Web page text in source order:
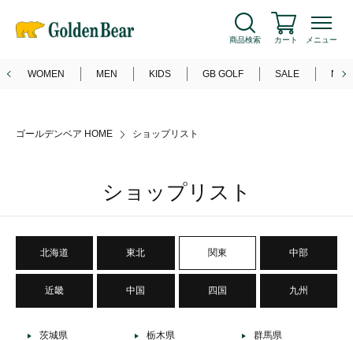
新規会員登録
商品検索 カート メニュー
WOMEN MEN KIDS GB GOLF SALE
ゴールデンベア HOME ショップリスト
ショップリスト
北海道 東北 関東 中部
近畿 中国 四国 九州
茨城県 栃木県 群馬県